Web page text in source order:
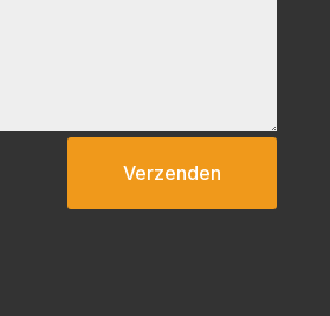
Verzenden